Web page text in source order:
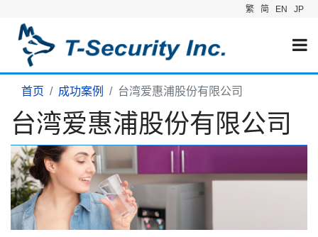
繁 简 EN JP
首页 成功案例 台湾爱惠浦股份有限公司
台湾爱惠浦股份有限公司